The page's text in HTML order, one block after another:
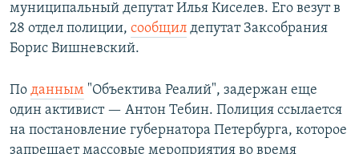
муниципальный депутат Илья Киселев. Его везут в
28 отдел полиции, сообщил депутат Заксобрания
Борис Вишневский.
По данным "Объектива Реалий", задержан еще
один активист — Антон Тебин. Полиция ссылается
на постановление губернатора Петербурга, которое
запрещает массовые мероприятия во время